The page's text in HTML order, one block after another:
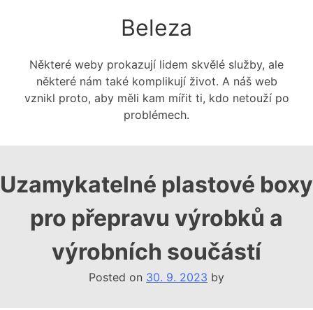
Beleza
Některé weby prokazují lidem skvělé služby, ale
některé nám také komplikují život. A náš web
vznikl proto, aby měli kam mířit ti, kdo netouží po
problémech.
Uzamykatelné plastové boxy
pro přepravu výrobků a
výrobních součástí
Posted on 30. 9. 2023 by